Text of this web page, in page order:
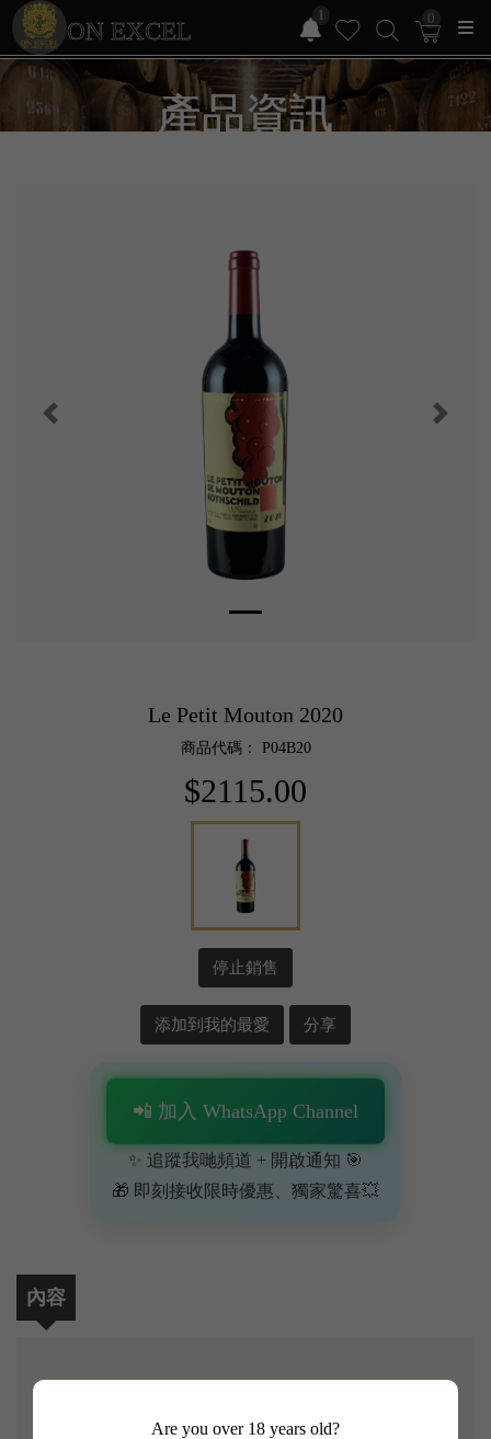
ON EXCEL
1 0
Are you over 18 years old?
產品資訊
Le Petit Mouton 2020
商品代碼： P04B20
$2115.00
停止銷售
添加到我的最愛 分享
📲 加入 WhatsApp Channel
✨ 追蹤我哋頻道 + 開啟通知 🎯
🎁 即刻接收限時優惠、獨家驚喜💥
內容